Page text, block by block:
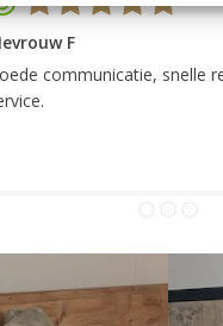
F
communicatie, snelle